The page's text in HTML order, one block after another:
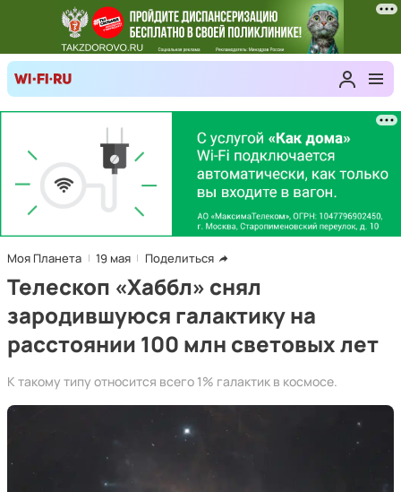
Моя Планета 19 мая Поделиться
Телескоп «Хаббл» снял
зародившуюся галактику на
расстоянии 100 млн световых лет
К такому типу относится всего 1% галактик в космосе.